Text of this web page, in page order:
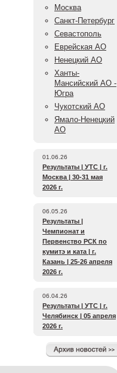
Москва
Санкт-Петербург
Севастополь
Еврейская АО
Ненецкий АО
Ханты-
Мансийский АО -
Югра
Чукотский АО
Ямало-Ненецкий
АО
01.06.26
Результаты | УТС | г.
Москва | 30-31 мая
2026 г.
06.05.26
Результаты |
Чемпионат и
Первенство РСК по
ĸумитэ и ĸата | г.
Казань | 25-26 апреля
2026 г.
06.04.26
Результаты | УТС | г.
Челябинск | 05 апреля
2026 г.